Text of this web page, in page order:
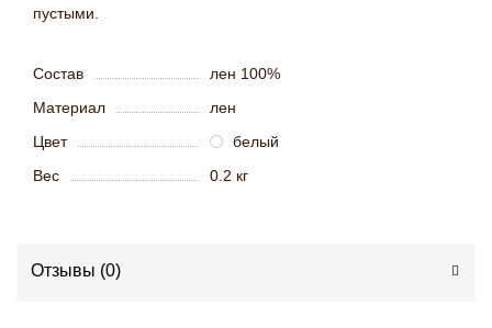
пустыми.
Состав
лен 100%
Материал
лен
Цвет
белый
Вес
0.2 кг
Отзывы (0)